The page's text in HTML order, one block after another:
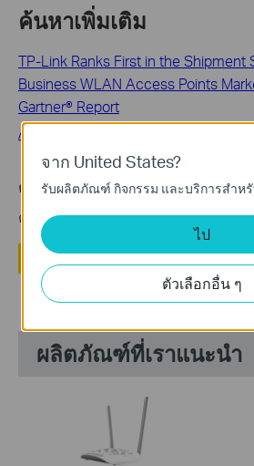
ค้นหาเพิ่มเติม
TP-Link Ranks First in the Shipment
Business WLAN Access Points
Gartner® Report
Access Control: Guard Your Network
คำถามที่พบบ่อยนี้มีประโยชน์หรือไม่?
ความคิดเห็นของคุณช่วยปรับปรุงเว็บ
ใช่ ไม่
ผลิตภัณฑ์ที่เราแนะนำ
จาก United States?
รับผลิตภัณฑ์ กิจกรรม และบริการสำห
ไป
ตัวเลือกอื่น ๆ